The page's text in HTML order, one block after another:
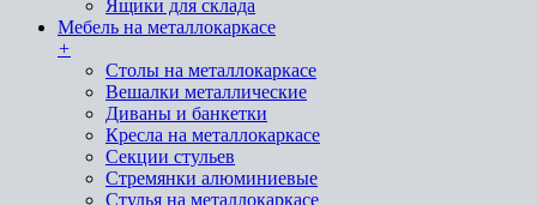
Ящики для склада
Мебель на металлокаркасе
+
Cтолы на металлокаркасе
Вешалки металлические
Диваны и банкетки
Кресла на металлокаркасе
Секции стульев
Стремянки алюминиевые
Стулья на металлокаркасе